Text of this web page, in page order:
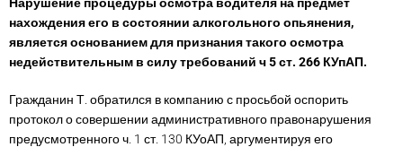
Нарушение процедуры осмотра водителя на предмет
нахождения его в состоянии алкогольного опьянения,
является основанием для признания такого осмотра
недействительным в силу требований ч 5 ст. 266 КУпАП.
Гражданин Т. обратился в компанию с просьбой оспорить
протокол о совершении административного правонарушения
предусмотренного ч. 1 ст. 130 КУоАП, аргументируя его